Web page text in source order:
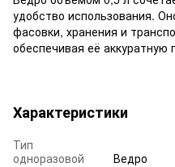
удобство использования.
фасовки, хранения и
обеспечивая её аккуратную
Характеристики
Тип
одноразовой
Ведро